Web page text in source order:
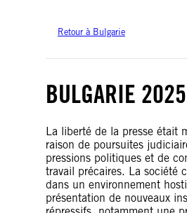
Retour à Bulgarie
BULGARIE 2025
La liberté de la presse était
raison de poursuites
pressions politiques et de
travail précaires. La société
dans un environnement
présentation de nouveaux